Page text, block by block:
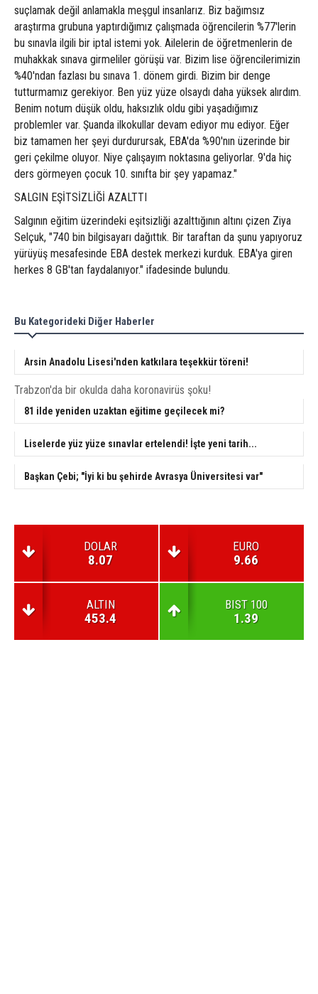
suçlamak değil anlamakla meşgul insanlarız. Biz bağımsız
araştırma grubuna yaptırdığımız çalışmada öğrencilerin %77'lerin
bu sınavla ilgili bir iptal istemi yok. Ailelerin de öğretmenlerin de
muhakkak sınava girmeliler görüşü var. Bizim lise öğrencilerimizin
%40'ndan fazlası bu sınava 1. dönem girdi. Bizim bir denge
tutturmamız gerekiyor. Ben yüz yüze olsaydı daha yüksek alırdım.
Benim notum düşük oldu, haksızlık oldu gibi yaşadığımız
problemler var. Şuanda ilkokullar devam ediyor mu ediyor. Eğer
biz tamamen her şeyi durdurursak, EBA'da %90'nın üzerinde bir
geri çekilme oluyor. Niye çalışayım noktasına geliyorlar. 9'da hiç
ders görmeyen çocuk 10. sınıfta bir şey yapamaz."
SALGIN EŞİTSİZLİĞİ AZALTTI
Salgının eğitim üzerindeki eşitsizliği azalttığının altını çizen Ziya
Selçuk, "740 bin bilgisayarı dağıttık. Bir taraftan da şunu yapıyoruz
yürüyüş mesafesinde EBA destek merkezi kurduk. EBA'ya giren
herkes 8 GB'tan faydalanıyor." ifadesinde bulundu.
Bu Kategorideki Diğer Haberler
Arsin Anadolu Lisesi'nden katkılara teşekkür töreni!
Trabzon'da bir okulda daha koronavirüs şoku!
81 ilde yeniden uzaktan eğitime geçilecek mi?
Liselerde yüz yüze sınavlar ertelendi! İşte yeni tarih...
Başkan Çebi; "İyi ki bu şehirde Avrasya Üniversitesi var"
DOLAR
8.07
EURO
9.66
ALTIN
453.4
BIST 100
1.39